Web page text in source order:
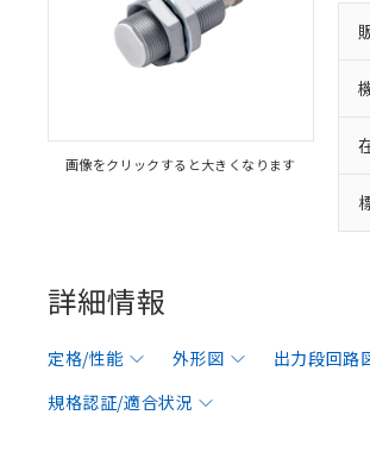
画像をクリックすると大きくなります
詳細情報
定格/性能 外形図 出力段回路
規格認証/適合状況